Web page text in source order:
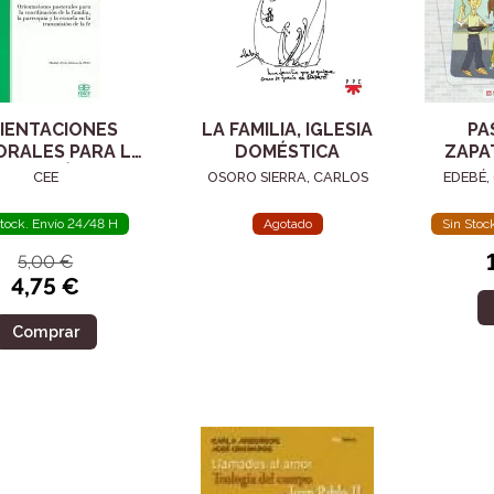
PARA LA
DE LA
Y LA
EN LA
CEE
Envío 24/48 H
5,00 €
4,75 €
Comprar
LA FAMILIA, IGLESIA
DOMÉSTICA
OSORO SIERRA, CARLOS
Agotado Sin